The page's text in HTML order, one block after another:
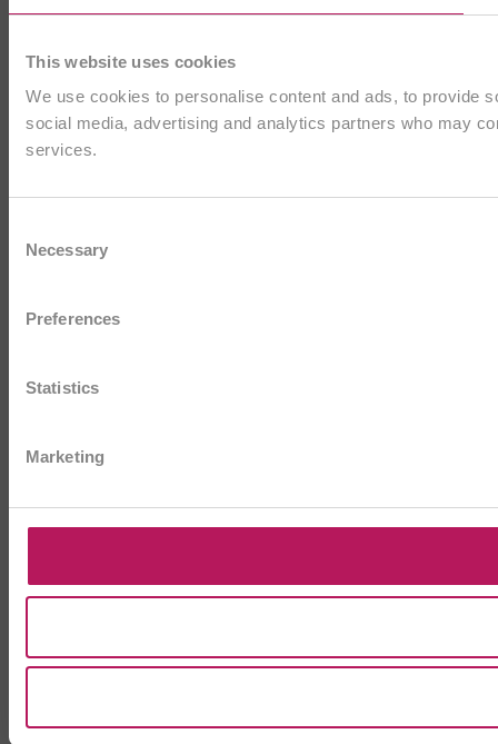
This website uses cookies
We use cookies to personalise content and ads, to provide
social media, advertising and analytics partners who may
services.
Selection
Necessary
Preferences
Statistics
Marketing